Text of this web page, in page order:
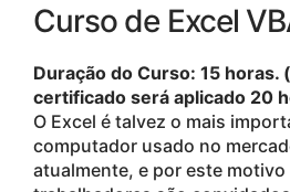
Curso de Excel
Duração do Curso: 15 horas.
certificado será aplicado 20
O Excel é talvez o mais
computador usado no
atualmente, e por este